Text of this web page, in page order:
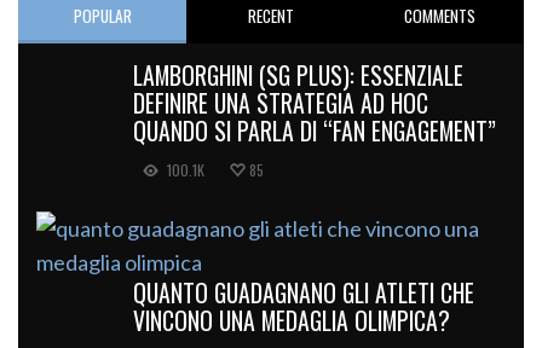
POPULAR RECENT COMMENTS
LAMBORGHINI (SG PLUS): ESSENZIALE
DEFINIRE UNA STRATEGIA AD HOC
QUANDO SI PARLA DI “FAN ENGAGEMENT”
100.1K 85
QUANTO GUADAGNANO GLI ATLETI CHE
VINCONO UNA MEDAGLIA OLIMPICA?